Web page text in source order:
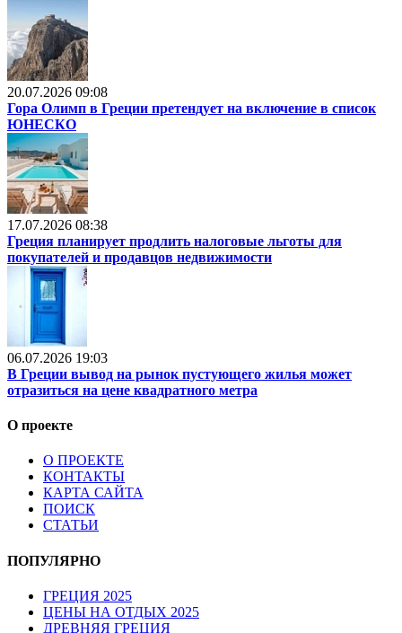
20.07.2026 09:08
Гора Олимп в Греции претендует на включение в список
ЮНЕСКО
17.07.2026 08:38
Греция планирует продлить налоговые льготы для
покупателей и продавцов недвижимости
06.07.2026 19:03
В Греции вывод на рынок пустующего жилья может
отразиться на цене квадратного метра
О проекте
О ПРОЕКТЕ
КОНТАКТЫ
КАРТА САЙТА
ПОИСК
СТАТЬИ
ПОПУЛЯРНО
ГРЕЦИЯ 2025
ЦЕНЫ НА ОТДЫХ 2025
ДРЕВНЯЯ ГРЕЦИЯ